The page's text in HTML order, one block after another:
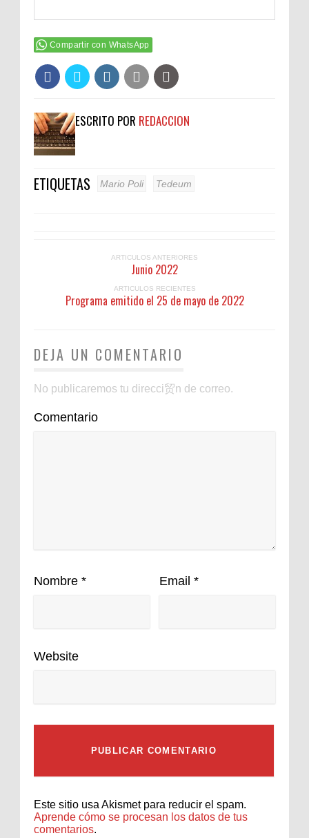
Compartir con WhatsApp
ESCRITO POR REDACCION
ETIQUETAS Mario Poli Tedeum
ARTICULOS ANTERIORES
Junio 2022
ARTICULOS RECIENTES
Programa emitido el 25 de mayo de 2022
DEJA UN COMENTARIO
No publicaremos tu direcci贸n de correo.
Comentario
Nombre * Email *
Website
Este sitio usa Akismet para reducir el spam.
Aprende cómo se procesan los datos de tus
comentarios.